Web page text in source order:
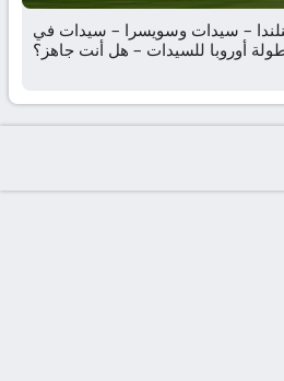
فنلندا – سيدات وسويسرا – سيدات في
أوروبا للسيدات – هل أنت جاهز؟